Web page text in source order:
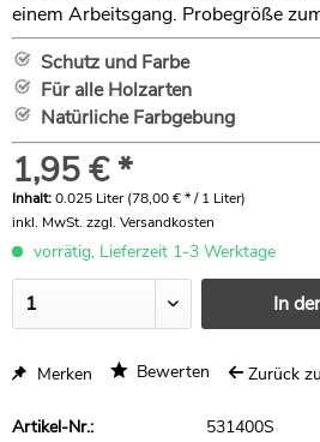
einem Arbeitsgang. Probegröße
Schutz und Farbe
Für alle Holzarten
Natürliche Farbgebung
1,95 € *
Inhalt:0.025 Liter (78,00 € * / 1 Liter)
inkl. MwSt. zzgl. Versandkosten
vorrätig, Lieferzeit 1-3 Werktage
In
Merken Bewerten Zurück
Artikel-Nr.: 531400S